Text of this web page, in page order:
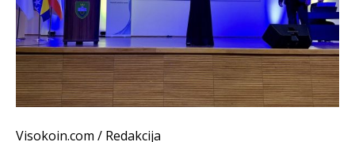
Visokoin.com / Redakcija